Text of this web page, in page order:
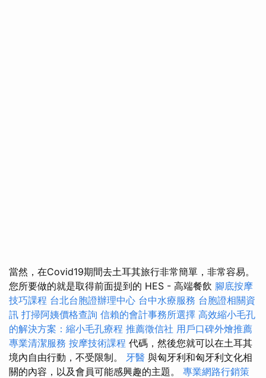
當然，在Covid19期間去土耳其旅行非常簡單，非常容易。
您所要做的就是取得前面提到的 HES - 高端餐飲 腳底按摩
技巧課程 台北台胞證辦理中心 台中水療服務 台胞證相關資
訊 打掃阿姨價格查詢 信賴的會計事務所選擇 高效縮小毛孔
的解決方案：縮小毛孔療程 推薦徵信社 用戶口碑外燴推薦
專業清潔服務 按摩技術課程 代碼，然後您就可以在土耳其
境內自由行動，不受限制。 牙醫 與匈牙利和匈牙利文化相
關的內容，以及會員可能感興趣的主題。 專業網路行銷策